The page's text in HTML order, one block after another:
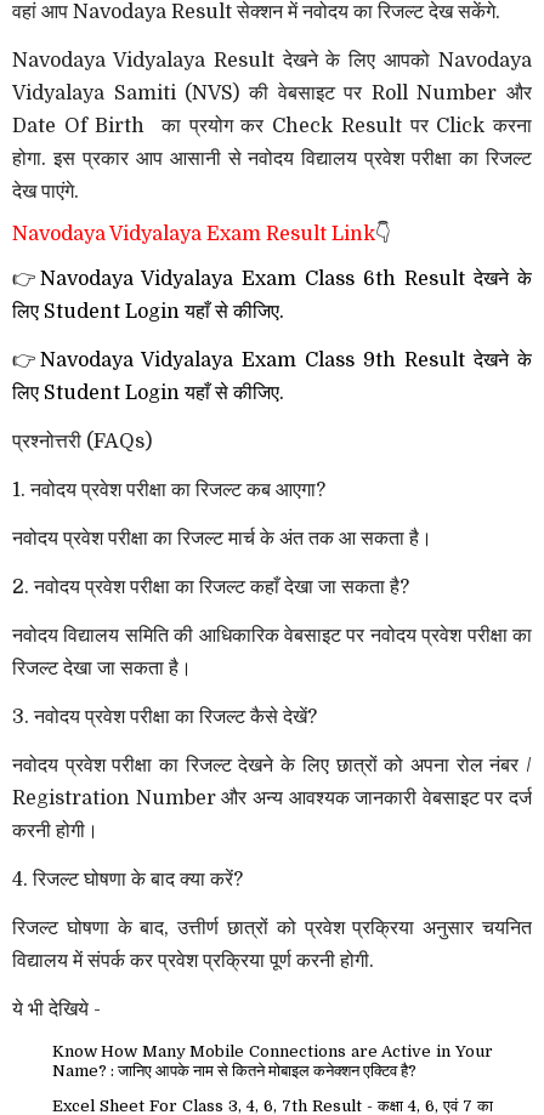
वहां आप Navodaya Result सेक्शन में नवोदय का रिजल्ट देख सकेंगे.
Navodaya Vidyalaya Result देखने के लिए आपको Navodaya
Vidyalaya Samiti (NVS) की वेबसाइट पर Roll Number और
Date Of Birth का प्रयोग कर Check Result पर Click करना
होगा. इस प्रकार आप आसानी से नवोदय विद्यालय प्रवेश परीक्षा का रिजल्ट
देख पाएंगे.
Navodaya Vidyalaya Exam Result Link👇
👉 Navodaya Vidyalaya Exam Class 6th Result देखने के
लिए Student Login यहाँ से कीजिए.
👉 Navodaya Vidyalaya Exam Class 9th Result देखने के
लिए Student Login यहाँ से कीजिए.
प्रश्नोत्तरी (FAQs)
1. नवोदय प्रवेश परीक्षा का रिजल्ट कब आएगा?
नवोदय प्रवेश परीक्षा का रिजल्ट मार्च के अंत तक आ सकता है।
2. नवोदय प्रवेश परीक्षा का रिजल्ट कहाँ देखा जा सकता है?
नवोदय विद्यालय समिति की आधिकारिक वेबसाइट पर नवोदय प्रवेश परीक्षा का
रिजल्ट देखा जा सकता है।
3. नवोदय प्रवेश परीक्षा का रिजल्ट कैसे देखें?
नवोदय प्रवेश परीक्षा का रिजल्ट देखने के लिए छात्रों को अपना रोल नंबर /
Registration Number और अन्य आवश्यक जानकारी वेबसाइट पर दर्ज
करनी होगी।
4. रिजल्ट घोषणा के बाद क्या करें?
रिजल्ट घोषणा के बाद, उत्तीर्ण छात्रों को प्रवेश प्रक्रिया अनुसार चयनित
विद्यालय में संपर्क कर प्रवेश प्रक्रिया पूर्ण करनी होगी.
ये भी देखिये -
Know How Many Mobile Connections are Active in Your
Name? : जानिए आपके नाम से कितने मोबाइल कनेक्शन एक्टिव है?
Excel Sheet For Class 3, 4, 6, 7th Result - कक्षा 4, 6, एवं 7 का